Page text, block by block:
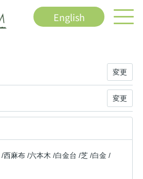
English
変更
変更
/西麻布 /六本木 /白金台 /芝 /白金 /